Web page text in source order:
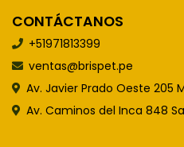
CONTÁCTANOS
+51971813399
ventas@brispet.pe
Av. Javier Prado Oeste 205
Av. Caminos del Inca 848